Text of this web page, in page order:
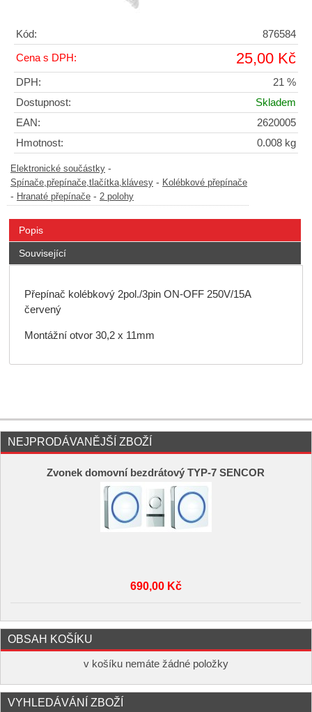
Kód: 876584
Cena s DPH: 25,00 Kč
DPH:
21 %
Dostupnost:
Skladem
EAN:
2620005
Hmotnost:
0.008 kg
Elektronické součástky -
Spínače,přepínače,tlačítka,klávesy - Kolébkové přepínače
- Hranaté přepínače - 2 polohy
Popis
Související
Přepínač kolébkový 2pol./3pin ON-OFF 250V/15A
červený
Montážní otvor 30,2 x 11mm
NEJPRODÁVANĚJŠÍ ZBOŽÍ
Zvonek domovní bezdrátový TYP-7 SENCOR
690,00 Kč
OBSAH KOŠÍKU
v košíku nemáte žádné položky
VYHLEDÁVÁNÍ ZBOŽÍ